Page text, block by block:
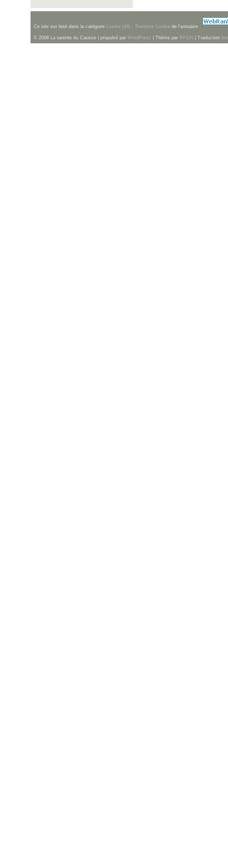
Ce site est listé dans la catégorie Lozère (48) : Tourisme Lozère de l'annuaire
© 2008 La tarente du Causse | propulsé par WordPress | Thème par RFDN | Traduction